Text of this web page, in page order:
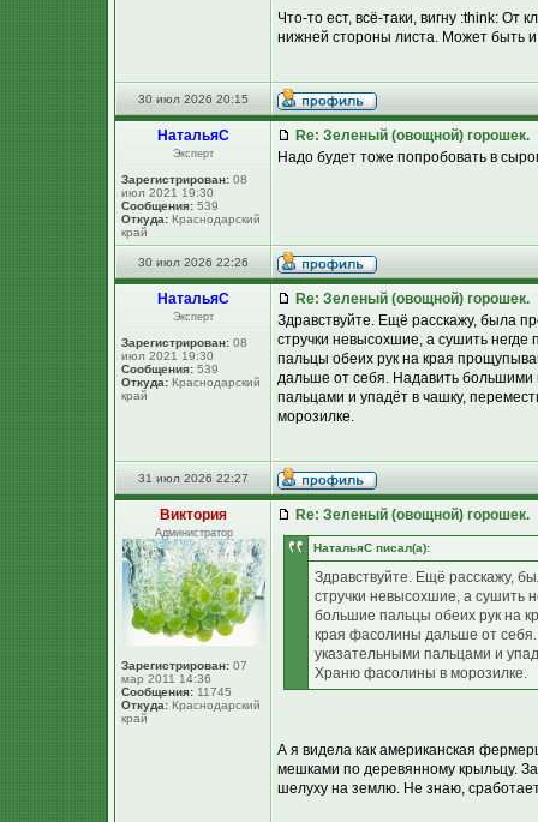
Что-то ест, всё-таки, вигну :think:
нижней стороны листа. Может быть
30 июл 2026 20:15
НатальяС
Эксперт
Зарегистрирован: 08
июл 2021 19:30
Сообщения: 539
Откуда: Краснодарский
край
Re: Зеленый (овощной) горошек.
Надо будет тоже попробовать в
30 июл 2026 22:26
НатальяС
Эксперт
Зарегистрирован: 08
июл 2021 19:30
Сообщения: 539
Откуда: Краснодарский
край
Re: Зеленый (овощной) горошек.
Здравствуйте. Ещё расскажу, была
стручки невысохшие, а сушить
пальцы обеих рук на края
дальше от себя. Надавить большими
пальцами и упадёт в чашку,
морозилке.
31 июл 2026 22:27
Виктория
Администратор
Зарегистрирован: 07
мар 2011 14:36
Сообщения: 11745
Откуда: Краснодарский
край
Re: Зеленый (овощной) горошек.
НатальяС писал(а):
Здравствуйте. Ещё расскажу,
стручки невысохшие, а сушить
большие пальцы обеих рук на
края фасолины дальше от
указательными пальцами и
Храню фасолины в морозилке.
А я видела как американская
мешками по деревянному крыльцу.
шелуху на землю. Не знаю,